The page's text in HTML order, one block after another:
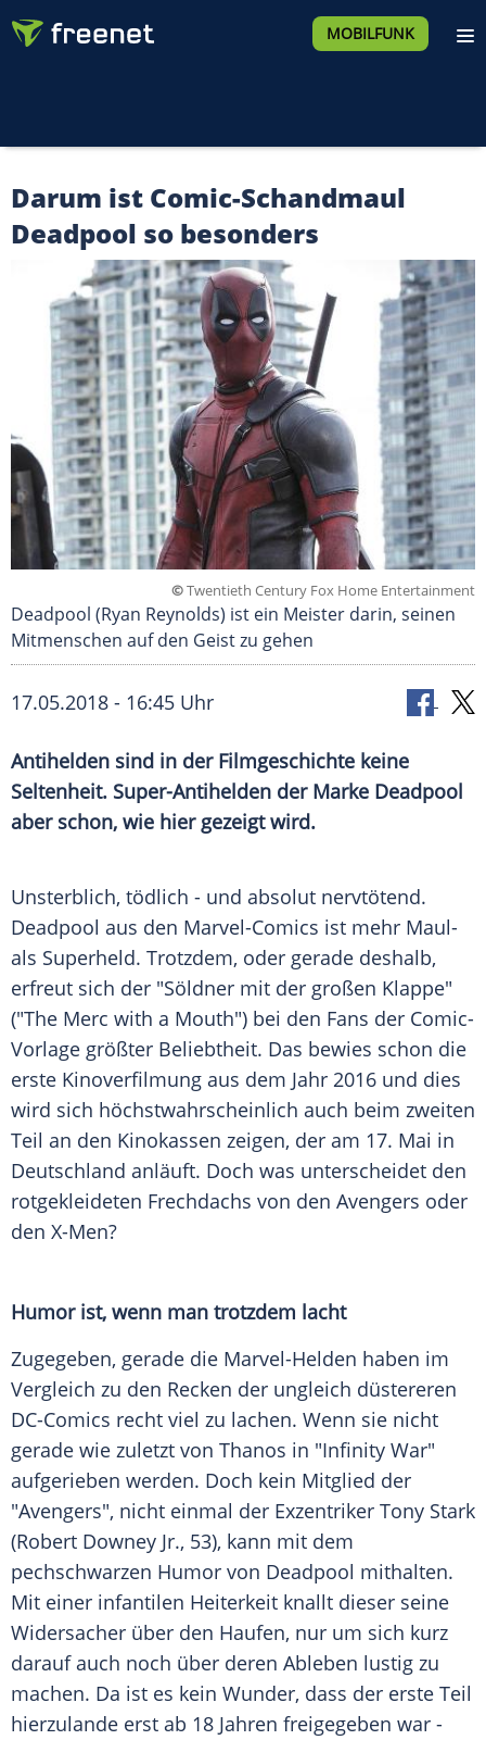
MOBILFUNK
Darum ist Comic-Schandmaul
Deadpool so besonders
©Twentieth Century Fox Home Entertainment
Deadpool (Ryan Reynolds) ist ein Meister darin, seinen
Mitmenschen auf den Geist zu gehen
17.05.2018 - 16:45 Uhr
Antihelden sind in der Filmgeschichte keine
Seltenheit. Super-Antihelden der Marke Deadpool
aber schon, wie hier gezeigt wird.
Unsterblich, tödlich - und absolut nervtötend.
Deadpool aus den Marvel-Comics ist mehr Maul-
als Superheld. Trotzdem, oder gerade deshalb,
erfreut sich der "Söldner mit der großen Klappe"
("The Merc with a Mouth") bei den Fans der Comic-
Vorlage größter Beliebtheit. Das bewies schon die
erste Kinoverfilmung aus dem Jahr 2016 und dies
wird sich höchstwahrscheinlich auch beim zweiten
Teil an den Kinokassen zeigen, der am 17. Mai in
Deutschland anläuft. Doch was unterscheidet den
rotgekleideten Frechdachs von den Avengers oder
den X-Men?
Humor ist, wenn man trotzdem lacht
Zugegeben, gerade die Marvel-Helden haben im
Vergleich zu den Recken der ungleich düstereren
DC-Comics recht viel zu lachen. Wenn sie nicht
gerade wie zuletzt von Thanos in "Infinity War"
aufgerieben werden. Doch kein Mitglied der
"Avengers", nicht einmal der Exzentriker Tony Stark
(Robert Downey Jr., 53), kann mit dem
pechschwarzen Humor von Deadpool mithalten.
Mit einer infantilen Heiterkeit knallt dieser seine
Widersacher über den Haufen, nur um sich kurz
darauf auch noch über deren Ableben lustig zu
machen. Da ist es kein Wunder, dass der erste Teil
hierzulande erst ab 18 Jahren freigegeben war -